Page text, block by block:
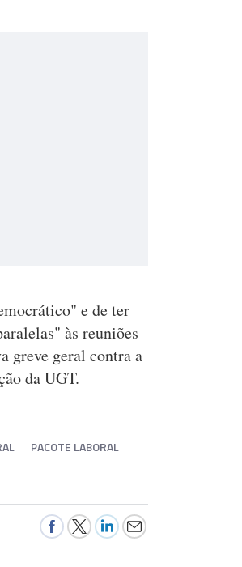
e de ter
às reuniões
greve geral contra a
da UGT.
PACOTE LABORAL